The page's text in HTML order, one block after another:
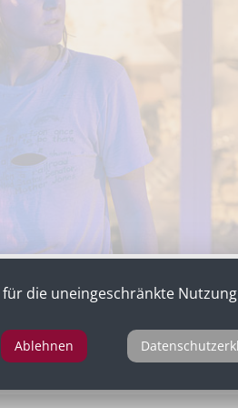
„Aus dem Nichts“ nach dem Film
die uneingeschränkte
Ablehnen